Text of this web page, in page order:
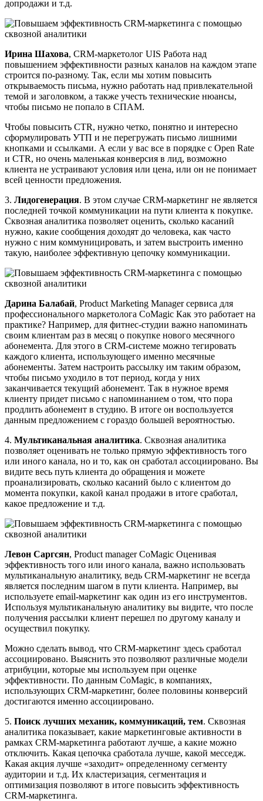
допродажи и т.д.
Ирина Шахова, CRM-маркетолог UIS Работа над
повышением эффективности разных каналов на каждом этапе
строится по-разному. Так, если мы хотим повысить
открываемость письма, нужно работать над привлекательной
темой и заголовком, а также учесть технические нюансы,
чтобы письмо не попало в СПАМ.
Чтобы повысить CTR, нужно четко, понятно и интересно
сформулировать УТП и не перегружать письмо лишними
кнопками и ссылками. А если у вас все в порядке с Open Rate
и CTR, но очень маленькая конверсия в лид, возможно
клиента не устраивают условия или цена, или он не понимает
всей ценности предложения.
3. Лидогенерация. В этом случае CRM-маркетинг не является
последней точкой коммуникации на пути клиента к покупке.
Сквозная аналитика позволяет оценить, сколько касаний
нужно, какие сообщения доходят до человека, как часто
нужно с ним коммуницировать, и затем выстроить именно
такую, наиболее эффективную цепочку коммуникации.
Дарина Балабай, Product Marketing Manager сервиса для
профессионального маркетолога CoMagic Как это работает на
практике? Например, для фитнес-студии важно напоминать
своим клиентам раз в месяц о покупке нового месячного
абонемента. Для этого в CRM-системе можно тегировать
каждого клиента, использующего именно месячные
абонементы. Затем настроить рассылку им таким образом,
чтобы письмо уходило в тот период, когда у них
заканчивается текущий абонемент. Так в нужное время
клиенту придет письмо с напоминанием о том, что пора
продлить абонемент в студию. В итоге он воспользуется
данным предложением с гораздо большей вероятностью.
4. Мультиканальная аналитика. Сквозная аналитика
позволяет оценивать не только прямую эффективность того
или иного канала, но и то, как он сработал ассоциировано. Вы
видите весь путь клиента до обращения и можете
проанализировать, сколько касаний было с клиентом до
момента покупки, какой канал продажи в итоге сработал,
какое предложение и т.д.
Левон Саргсян, Product manager CoMagic Оценивая
эффективность того или иного канала, важно использовать
мультиканальную аналитику, ведь CRM-маркетинг не всегда
является последним шагом в пути клиента. Например, вы
используете email-маркетинг как один из его инструментов.
Используя мультиканальную аналитику вы видите, что после
получения рассылки клиент перешел по другому каналу и
осуществил покупку.
Можно сделать вывод, что CRM-маркетинг здесь сработал
ассоциировано. Выяснить это позволяют различные модели
атрибуции, которые мы используем при оценке
эффективности. По данным CoMagic, в компаниях,
использующих CRM-маркетинг, более половины конверсий
достигаются именно ассоциировано.
5. Поиск лучших механик, коммуникаций, тем. Сквозная
аналитика показывает, какие маркетинговые активности в
рамках CRM-маркетинга работают лучше, а какие можно
отключить. Какая цепочка сработала лучше, какой месседж.
Какая акция лучше «заходит» определенному сегменту
аудитории и т.д. Их кластеризация, сегментация и
оптимизация позволяют в итоге повысить эффективность
CRM-маркетинга.